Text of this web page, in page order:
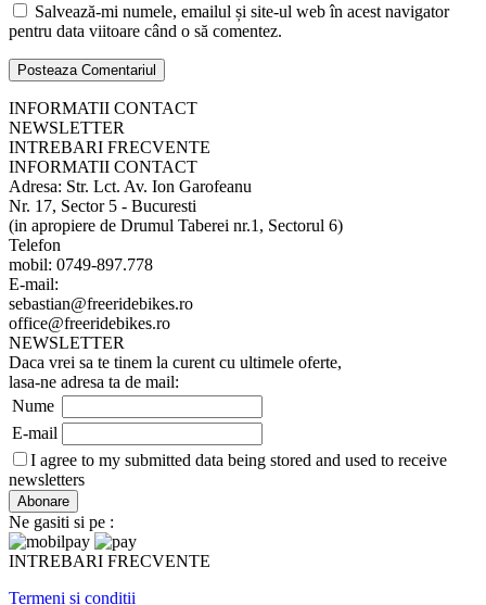
Salvează-mi numele, emailul și site-ul web în acest navigator
pentru data viitoare când o să comentez.
INFORMATII CONTACT
NEWSLETTER
INTREBARI FRECVENTE
INFORMATII CONTACT
Adresa: Str. Lct. Av. Ion Garofeanu
Nr. 17, Sector 5 - Bucuresti
(in apropiere de Drumul Taberei nr.1, Sectorul 6)
Telefon
mobil: 0749-897.778
E-mail:
sebastian@freeridebikes.ro
office@freeridebikes.ro
NEWSLETTER
Daca vrei sa te tinem la curent cu ultimele oferte,
lasa-ne adresa ta de mail:
Nume
E-mail
I agree to my submitted data being stored and used to receive
newsletters
Ne gasiti si pe :
INTREBARI FRECVENTE
Termeni si conditii